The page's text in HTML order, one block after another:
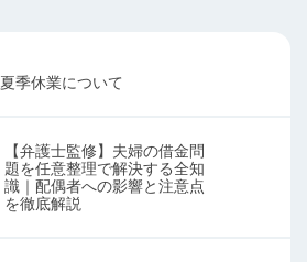
夏季休業について
【弁護士監修】夫婦の借金問
題を任意整理で解決する全知
識｜配偶者への影響と注意点
を徹底解説